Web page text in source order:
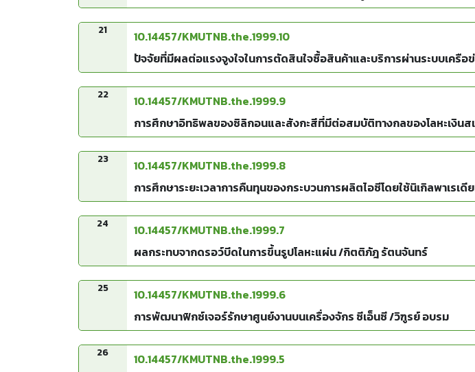
21 10.14457/KMUTNB.the.1999.10
ปัจจัยที่มีผลต่อแรงจูงใจในการตัดสินใจซื้อสินค้าและบริการผ่านระบบเครื
22 10.14457/KMUTNB.the.1999.9
การศึกษาอิทธิพลของซิลิกอนและสังกะสีที่มีต่อสมบัติทางกลของโลหะเงิน
23 10.14457/KMUTNB.the.1999.8
การศึกษาระยะเวลาการคืนทุนของกระบวนการผลิตไอซีโดยใช้นิเกิลพาเร
24 10.14457/KMUTNB.the.1999.7
ผลกระทบจากดรอว์บีดในการขึ้นรูปโลหะแผ่น /กิตติภัฎ รัตนจันทร์
25 10.14457/KMUTNB.the.1999.6
การพัฒนาฟิกซ์เจอร์รักษาศูนย์งานบนเครื่องจักร ซีเอ็นซี /วิฑูรย์ อบรม
26 10.14457/KMUTNB.the.1999.5